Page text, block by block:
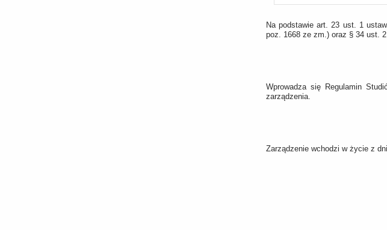
Na podstawie art. 23 ust. 1
poz. 1668 ze zm.) oraz § 34 ust.
Wprowadza się Regulamin
zarządzenia.
Zarządzenie wchodzi w życie z